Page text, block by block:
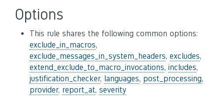
Options
This rule shares the following common options:
exclude_in_macros,
exclude_messages_in_system_headers, excludes,
extend_exclude_to_macro_invocations, includes,
justification_checker, languages, post_processing,
provider, report_at, severity